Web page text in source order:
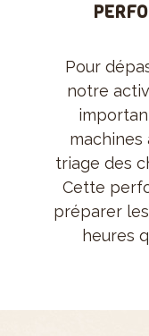
Pour
notre
triage des
Cette
préparer
heures